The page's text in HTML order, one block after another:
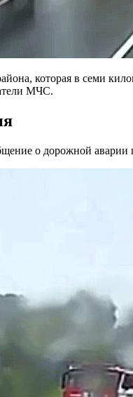
которая в семи
МЧС.
о дорожной аварии